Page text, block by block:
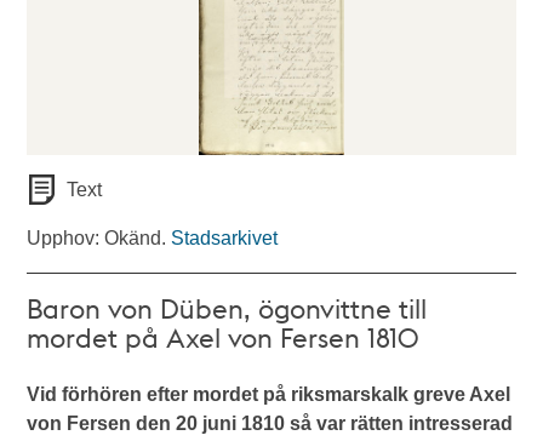
Text
Upphov: Okänd. Stadsarkivet
Baron von Düben, ögonvittne till
mordet på Axel von Fersen 1810
Vid förhören efter mordet på riksmarskalk greve Axel
von Fersen den 20 juni 1810 så var rätten intresserad